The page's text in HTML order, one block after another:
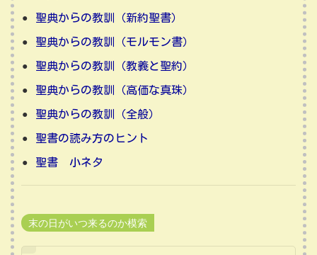
聖典からの教訓（新約聖書）
聖典からの教訓（モルモン書）
聖典からの教訓（教義と聖約）
聖典からの教訓（高価な真珠）
聖典からの教訓（全般）
聖書の読み方のヒント
聖書 小ネタ
末の日がいつ来るのか模索